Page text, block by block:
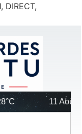
11 Août